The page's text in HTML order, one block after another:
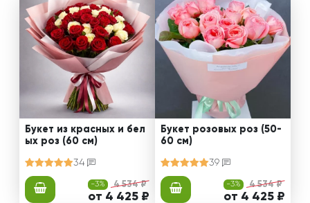
Букет из красных и бел
ых роз (60 см)
34
-3% 4 534 ₽
от 4 425 ₽
Букет розовых роз (50-
60 см)
39
-3% 4 534 ₽
от 4 425 ₽